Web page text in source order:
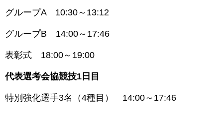
グループA 10:30～13:12
グループB 14:00～17:46
表彰式 18:00～19:00
代表選考会協競技1日目
特別強化選手3名（4種目） 14:00～17:46